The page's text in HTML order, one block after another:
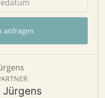
anfragen
Jürgens